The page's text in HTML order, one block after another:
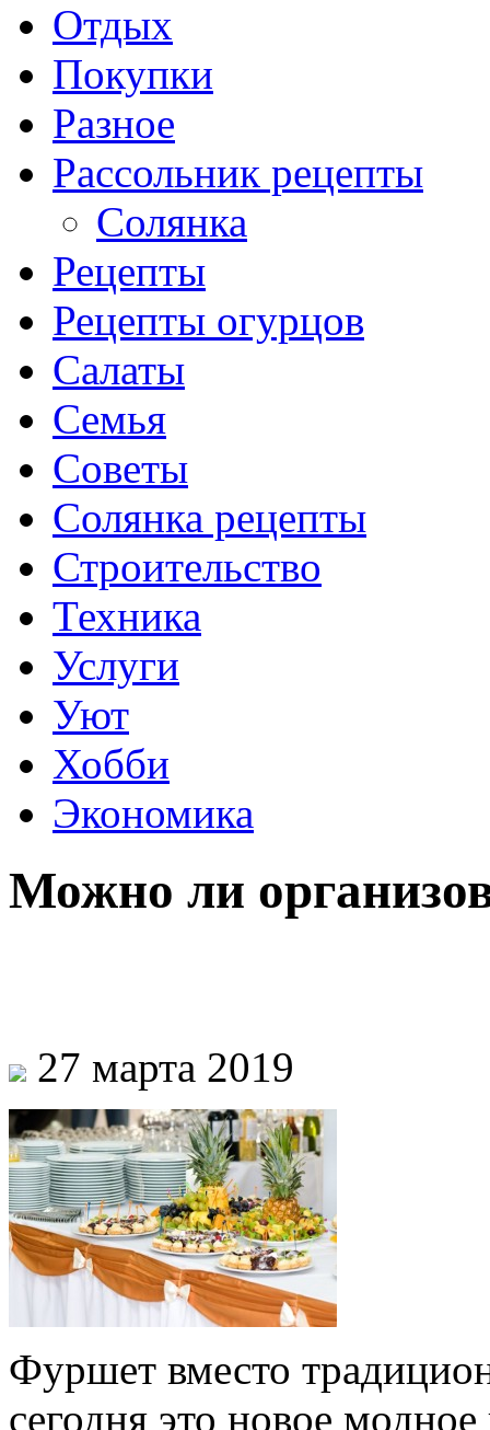
Отдых
Покупки
Разное
Рассольник рецепты
Солянка
Рецепты
Рецепты огурцов
Салаты
Семья
Советы
Солянка рецепты
Строительство
Техника
Услуги
Уют
Хобби
Экономика
Можно ли
27 марта 2019
Фуршет вместо
сегодня это новое